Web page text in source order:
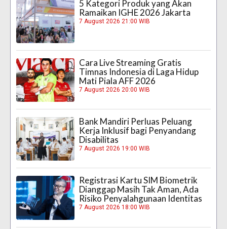
5 Kategori Produk yang Akan
Ramaikan IGHE 2026 Jakarta
7 August 2026 21:00 WIB
Cara Live Streaming Gratis
Timnas Indonesia di Laga Hidup
Mati Piala AFF 2026
7 August 2026 20:00 WIB
Bank Mandiri Perluas Peluang
Kerja Inklusif bagi Penyandang
Disabilitas
7 August 2026 19:00 WIB
Registrasi Kartu SIM Biometrik
Dianggap Masih Tak Aman, Ada
Risiko Penyalahgunaan Identitas
7 August 2026 18:00 WIB